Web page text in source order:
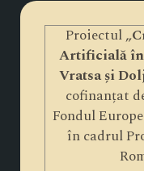
Proiectul „
Artificială
Vratsa și
cofinanțat
Fondul
în cadrul